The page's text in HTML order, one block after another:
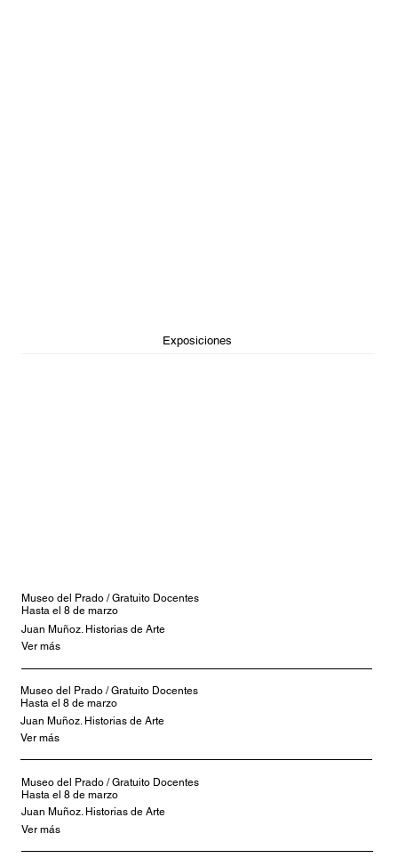
Exposiciones
Museo del Prado / Gratuito Docentes
Hasta el 8 de marzo
Juan Muñoz. Historias de Arte
Ver más
Museo del Prado / Gratuito Docentes
Hasta el 8 de marzo
Juan Muñoz. Historias de Arte
Ver más
Museo del Prado / Gratuito Docentes
Hasta el 8 de marzo
Juan Muñoz. Historias de Arte
Ver más